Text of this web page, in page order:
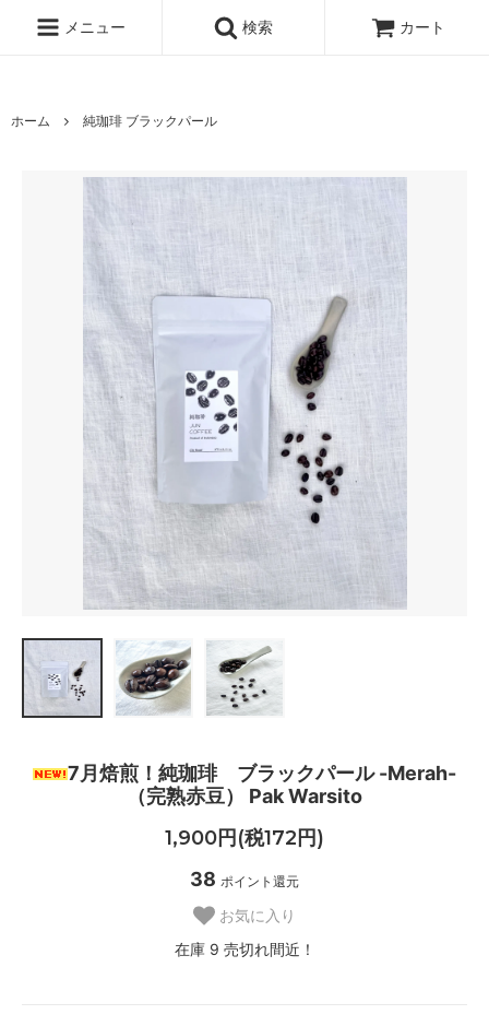
メニュー
検索 カート
ホーム 純珈琲 ブラックパール
7月焙煎！純珈琲 ブラックパール -Merah-
（完熟赤豆） Pak Warsito
1,900円(税172円)
38 ポイント還元
お気に入り
在庫 9 売切れ間近！